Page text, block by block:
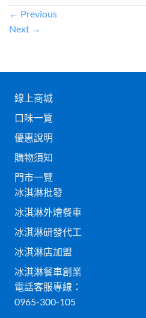
← Previous
Next →
線上商城
口味一覽
優惠說明
購物須知
門市一覽
冰淇淋批發
冰淇淋外燴餐車
冰淇淋研發代工
冰淇淋店加盟
冰淇淋餐車創業
電話客服專線：
0965-300-105